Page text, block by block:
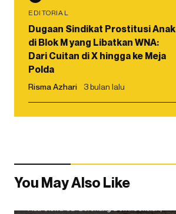
EDITORIAL
Dugaan Sindikat Prostitusi Anak
di Blok M yang Libatkan WNA:
Dari Cuitan di X hingga ke Meja
Polda
Risma Azhari 3 bulan lalu
You May Also Like